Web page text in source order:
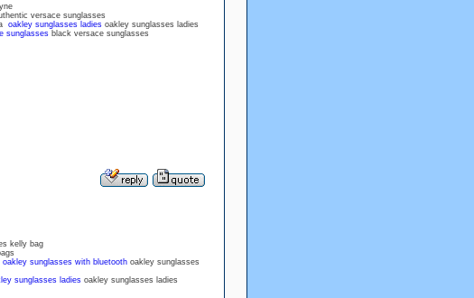
versace sunglasses
oakley sunglasses ladiesoakley sunglasses ladies
sunglassesblack versace sunglasses
kelly bag
oakley sunglasses with bluetoothoakley sunglasses
sunglasses ladiesoakley sunglasses ladies